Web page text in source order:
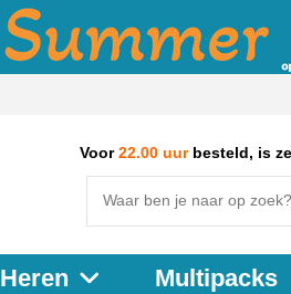
Voor22.00 uur besteld, is
Heren Multipacks